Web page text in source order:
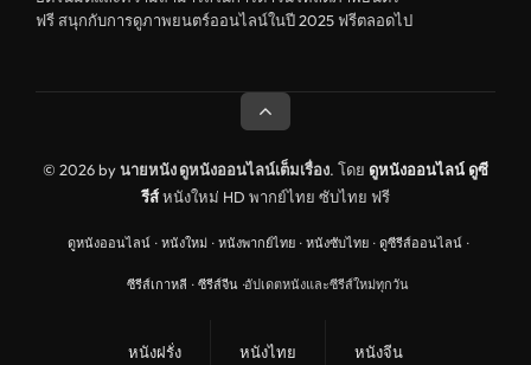
ฟรี สนุกกับการดูภาพยนตร์ออนไลน์ในปี 2025 ฟรีตลอดไป
© 2026 byนายหนัง ดูหนังออนไลน์เต็มเรื่อง. โดย ดูหนังออนไลน์ ดูซี
รีส์หนังใหม่ HD พากย์ไทย ซับไทย ฟรี
ดูหนังออนไลน์ · หนังใหม่ · หนังพากย์ไทย · หนังซับไทย · ดูซีรีส์ออนไลน์ ·
ซีรีส์เกาหลี · ซีรีส์จีน ·อัปเดตหนังและซีรีส์ใหม่ทุกวัน
หนังฝรั่ง หนังไทย หนังจีน